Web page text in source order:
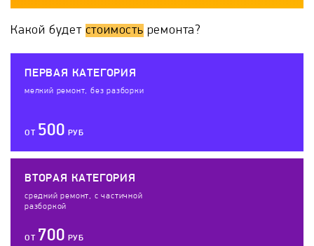
Какой будет стоимость ремонта?
ПЕРВАЯ КАТЕГОРИЯ
мелкий ремонт, без разборки
ОТ 500 РУБ
ВТОРАЯ КАТЕГОРИЯ
средний ремонт, с частичной
разборкой
ОТ 700 РУБ